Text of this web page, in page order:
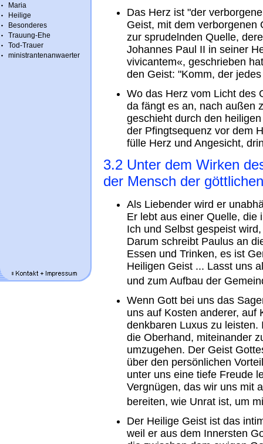
Maria
Heilige
Besonderes
Trauung-Ehe
Tod-Trauer
ministrantenanwaerter
Das Herz ist "der
Geist, mit dem verborgenen
zur sprudelnden Quelle,
Johannes Paul II in seiner
vivicantem«, geschrieben
den Geist: "Komm, der
Wo das Herz vom Licht des
da fängt es an, nach außen
geschieht durch den
der Pfingtsequenz vor dem
fülle Herz und Angesicht,
3.2 Unter dem Wirken
der Mensch der
Als Liebender wird er
Er lebt aus einer Quelle, die
Ich und Selbst gespeist
Darum schreibt Paulus an
Essen und Trinken, es ist
Heiligen Geist ... Lasst uns
und zum Aufbau der
Wenn Gott bei uns das
uns auf Kosten anderer, auf
denkbaren Luxus zu
die Oberhand, miteinander
umzugehen. Der Geist
über den persönlichen
unter uns eine tiefe Freude
Vergnügen, das wir uns mit
bereiten, wie Unrat ist, um
Der Heilige Geist ist das
weil er aus dem Innersten